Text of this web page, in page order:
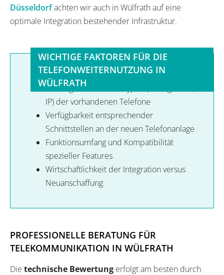
Düsseldorfachten wir auch in Wülfrath auf eine
optimale Integration bestehender Infrastruktur.
WICHTIGE FAKTOREN FÜR DIE
TELEFONWEITERNUTZUNG IN
WÜLFRATH
Prüfung der Anschlusstypen (analog, ISDN,
IP) der vorhandenen Telefone
Verfügbarkeit entsprechender
Schnittstellen an der neuen Telefonanlage
Funktionsumfang und Kompatibilität
spezieller Features
Wirtschaftlichkeit der Integration versus
Neuanschaffung
PROFESSIONELLE BERATUNG FÜR
TELEKOMMUNIKATION IN WÜLFRATH
Die technische Bewertung erfolgt am besten durch